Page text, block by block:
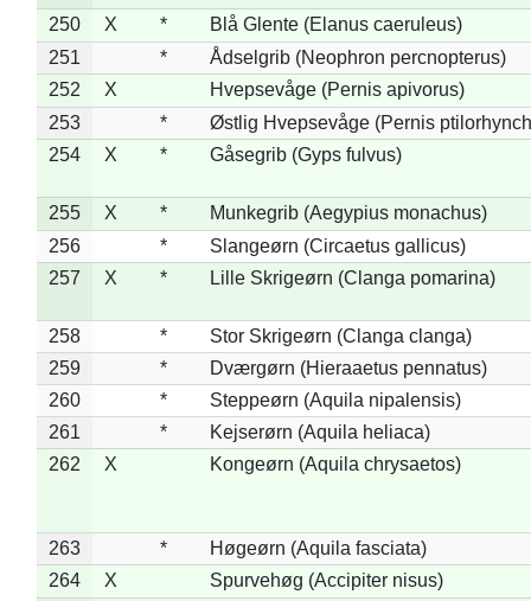
250 X *
Blå Glente (Elanus caeruleus)
251
*
Ådselgrib (Neophron percnopterus)
252
X
Hvepsevåge (Pernis apivorus)
253
*
Østlig Hvepsevåge (Pernis
254
X * Gåsegrib (Gyps fulvus)
255 X *
Munkegrib (Aegypius monachus)
256
*
Slangeørn (Circaetus gallicus)
257
X * Lille Skrigeørn (Clanga pomarina)
258 *
Stor Skrigeørn (Clanga clanga)
259
*
Dværgørn (Hieraaetus pennatus)
260
*
Steppeørn (Aquila nipalensis)
261
*
Kejserørn (Aquila heliaca)
262
X Kongeørn (Aquila chrysaetos)
263 *
Høgeørn (Aquila fasciata)
264
X
Spurvehøg (Accipiter nisus)